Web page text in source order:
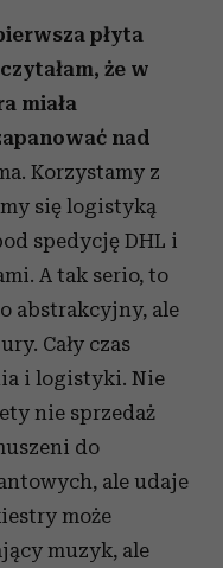
płyta
że w
miała
nad
Korzystamy z
się logistyką
spedycję DHL i
A tak serio, to
abstrakcyjny, ale
Cały czas
i logistyki. Nie
nie sprzedaż
do
ale udaje
może
muzyk, ale